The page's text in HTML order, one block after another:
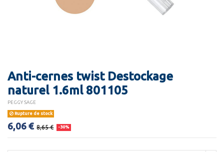
Anti-cernes twist Destockage
naturel 1.6ml 801105
PEGGY SAGE
Rupture de stock
6,06 € 8,65 € -30%